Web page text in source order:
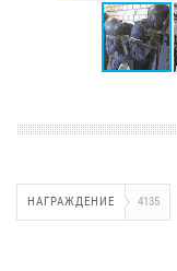
НАГРАЖДЕНИЕ 4135